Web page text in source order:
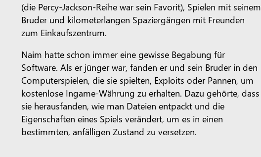
(die Percy-Jackson-Reihe war sein Favorit), Spielen mit seinem
Bruder und kilometerlangen Spaziergängen mit Freunden
zum Einkaufszentrum.
Naim hatte schon immer eine gewisse Begabung für
Software. Als er jünger war, fanden er und sein Bruder in den
Computerspielen, die sie spielten, Exploits oder Pannen, um
kostenlose Ingame-Währung zu erhalten. Dazu gehörte, dass
sie herausfanden, wie man Dateien entpackt und die
Eigenschaften eines Spiels verändert, um es in einen
bestimmten, anfälligen Zustand zu versetzen.